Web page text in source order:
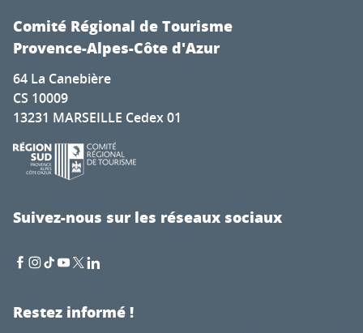
Comité Régional de Tourisme
Provence-Alpes-Côte d'Azur
64 La Canebière
CS 10009
13231 MARSEILLE Cedex 01
Suivez-nous sur les réseaux sociaux
Restez informé !